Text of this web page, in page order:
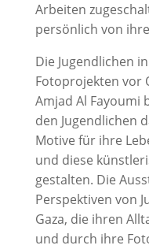
Arbeiten
persönlich von
Die Jugendlichen
Fotoprojekten vor
Amjad Al Fayoumi
den Jugendlichen
Motive für ihre
und diese
gestalten. Die
Perspektiven von
Gaza, die ihren
und durch ihre